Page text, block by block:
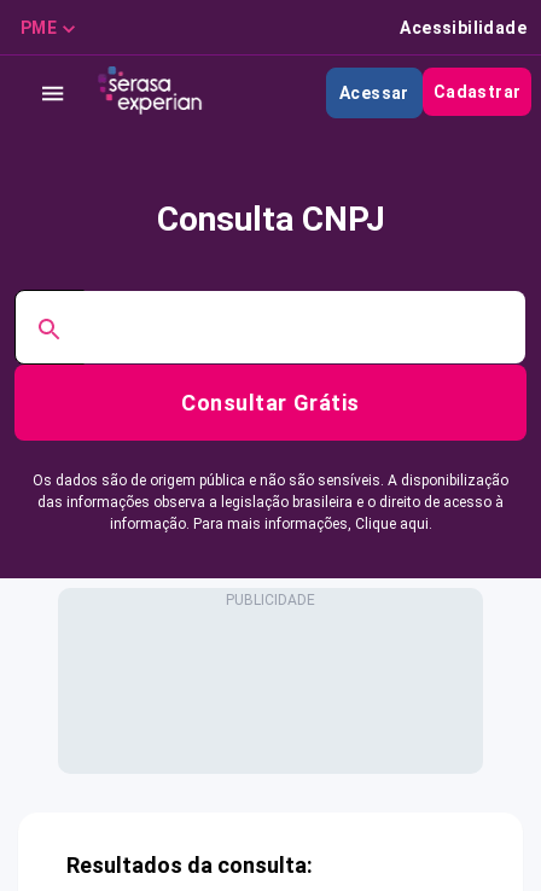
PME Acessibilidade
Acessar Cadastrar
Consulta CNPJ
Consultar Grátis
Os dados são de origem pública e não são sensíveis. A disponibilização
das informações observa a legislação brasileira e o direito de acesso à
informação. Para mais informações, Clique aqui.
Resultados da consulta: